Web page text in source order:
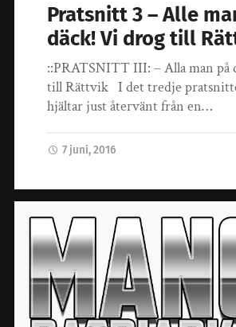
Pratsnitt 3 – Alle
däck! Vi drog till
::PRATSNITT III: – Alla man på
till Rättvik I det tredje
hjältar just återvänt från en…
7 juni, 2016